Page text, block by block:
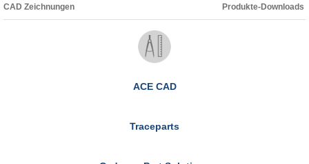
CAD Zeichnungen Produkte-Downloads
ACE CAD
Traceparts